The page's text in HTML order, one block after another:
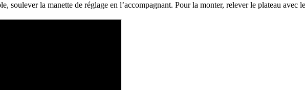
soulever la manette de réglage en l’accompagnant. Pour la monter, relever le plateau avec